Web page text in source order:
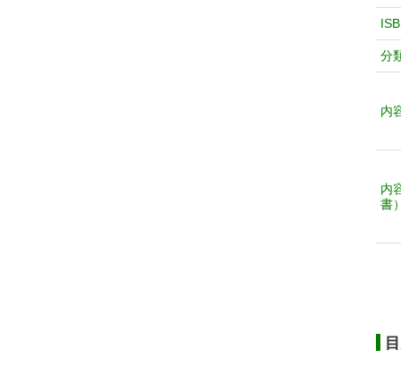
分
内
内
書